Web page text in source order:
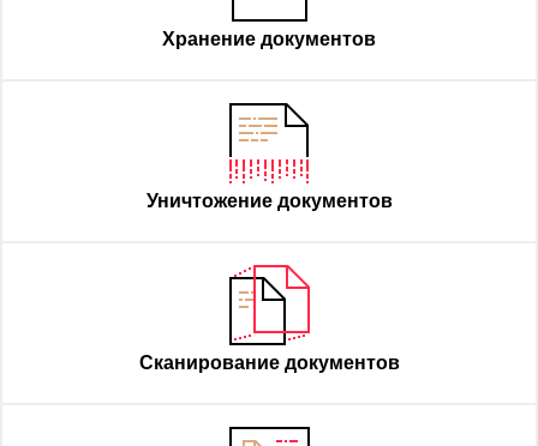
Хранение документов
Уничтожение документов
Сканирование документов